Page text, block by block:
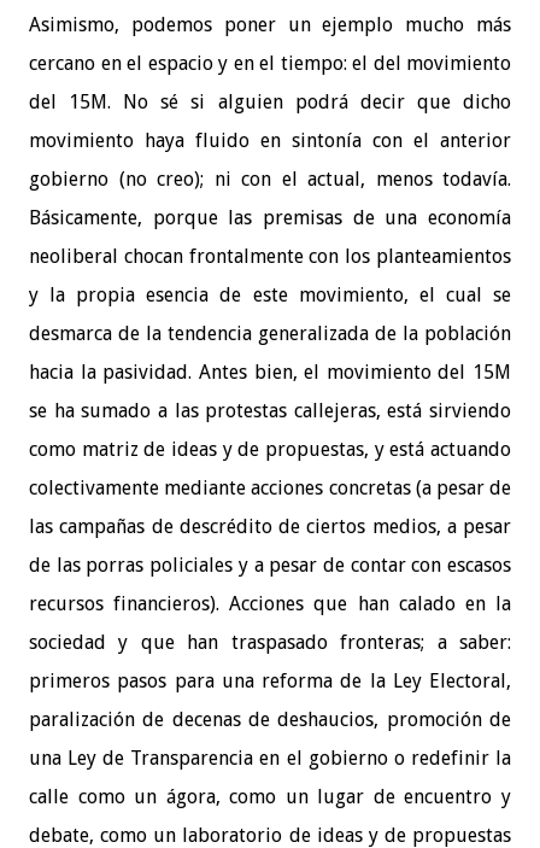
Asimismo, podemos poner un ejemplo mucho más
cercano en el espacio y en el tiempo: el del movimiento
del 15M. No sé si alguien podrá decir que dicho
movimiento haya fluido en sintonía con el anterior
gobierno (no creo); ni con el actual, menos todavía.
Básicamente, porque las premisas de una economía
neoliberal chocan frontalmente con los planteamientos
y la propia esencia de este movimiento, el cual se
desmarca de la tendencia generalizada de la población
hacia la pasividad. Antes bien, el movimiento del 15M
se ha sumado a las protestas callejeras, está sirviendo
como matriz de ideas y de propuestas, y está actuando
colectivamente mediante acciones concretas (a pesar de
las campañas de descrédito de ciertos medios, a pesar
de las porras policiales y a pesar de contar con escasos
recursos financieros). Acciones que han calado en la
sociedad y que han traspasado fronteras; a saber:
primeros pasos para una reforma de la Ley Electoral,
paralización de decenas de deshaucios, promoción de
una Ley de Transparencia en el gobierno o redefinir la
calle como un ágora, como un lugar de encuentro y
debate, como un laboratorio de ideas y de propuestas